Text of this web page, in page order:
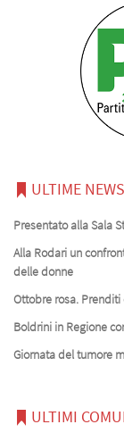
ULTIME NEWS
Presentato alla Sala
Alla Rodari un
delle donne
Ottobre rosa. Prenditi
Boldrini in Regione
Giornata del tumore
ULTIMI